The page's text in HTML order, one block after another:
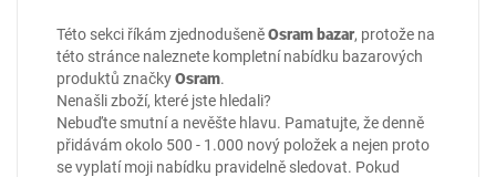
Této sekci říkám zjednodušeněOsram bazar, protože na
této stránce naleznete kompletní nabídku bazarových
produktů značkyOsram.
Nenašli zboží, které jste hledali?
Nebuďte smutní a nevěšte hlavu. Pamatujte, že denně
přidávám okolo 500 - 1.000 nový položek a nejen proto
se vyplatí moji nabídku pravidelně sledovat. Pokud